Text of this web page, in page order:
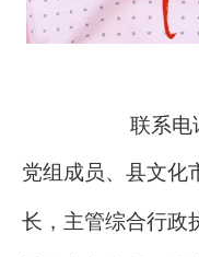
联系电
党组成员、 县文化
长，主管综合行政